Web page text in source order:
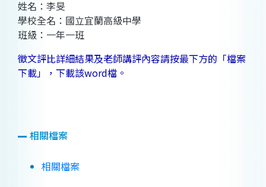
姓名：李旻
學校全名：國立宜蘭高級中學
班級：一年一班
徵文評比詳細結果及老師講評內容請按最下方的「檔案
下載」，下載該word檔。
相關檔案
相關檔案